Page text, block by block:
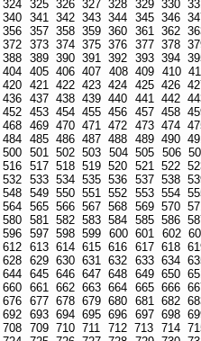
324 325 326 327 328 329 330
340 341 342 343 344 345 346
356 357 358 359 360 361 362
372 373 374 375 376 377 378
388 389 390 391 392 393 394
404 405 406 407 408 409 410
420 421 422 423 424 425 426
436 437 438 439 440 441 442
452 453 454 455 456 457 458
468 469 470 471 472 473 474
484 485 486 487 488 489 490
500 501 502 503 504 505 506
516 517 518 519 520 521 522
532 533 534 535 536 537 538
548 549 550 551 552 553 554
564 565 566 567 568 569 570
580 581 582 583 584 585 586
596 597 598 599 600 601 602
612 613 614 615 616 617 618
628 629 630 631 632 633 634
644 645 646 647 648 649 650
660 661 662 663 664 665 666
676 677 678 679 680 681 682
692 693 694 695 696 697 698
708 709 710 711 712 713 714